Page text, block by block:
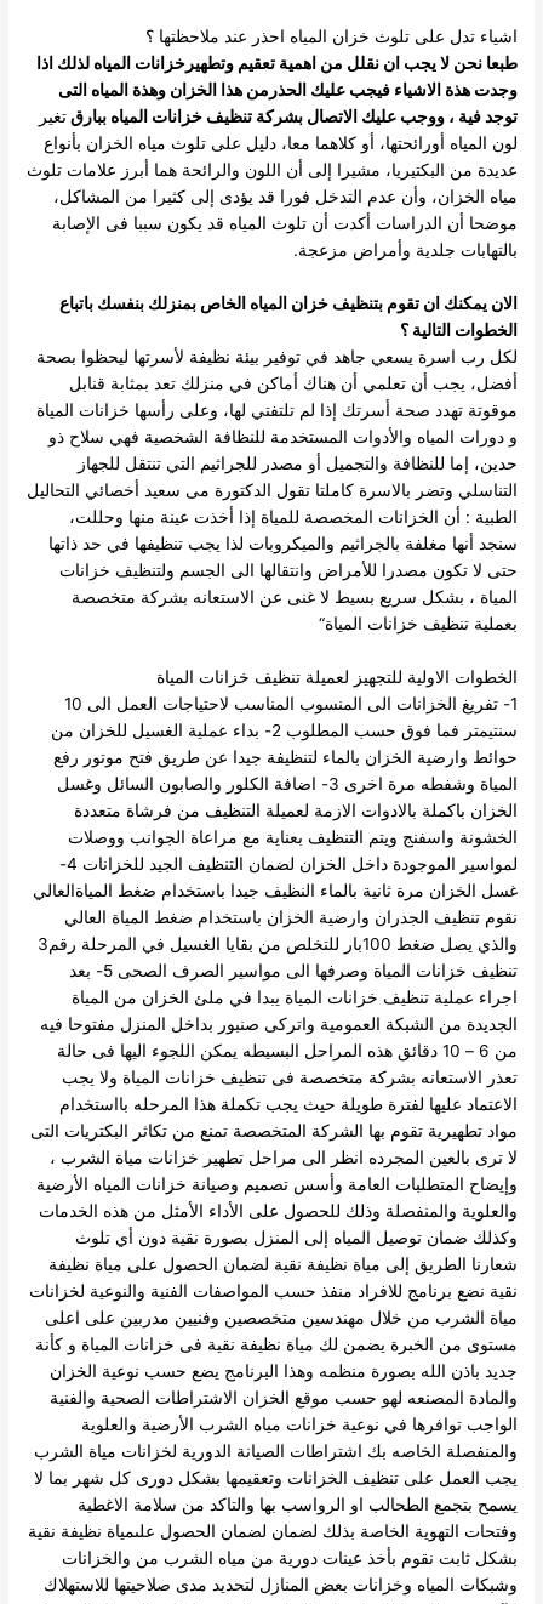
اشياء تدل على تلوث خزان المياه احذر عند ملاحظتها ؟
طبعا نحن لا يجب ان نقلل من اهمية تعقيم وتطهيرخزانات المياه لذلك اذا
وجدت هذة الاشياء فيجب عليك الحذرمن هذا الخزان وهذة المياه التى
توجد فية ، ووجب عليك الاتصال بشركة تنظيف خزانات المياه ببارقتغير
لون المياه أورائحتها، أو كلاهما معا، دليل على تلوث مياه الخزان بأنواع
عديدة من البكتيريا، مشيرا إلى أن اللون والرائحة هما أبرز علامات تلوث
مياه الخزان، وأن عدم التدخل فورا قد يؤدى إلى كثيرا من المشاكل،
موضحا أن الدراسات أكدت أن تلوث المياه قد يكون سببا فى الإصابة
بالتهابات جلدية وأمراض مزعجة.
الان يمكنك ان تقوم بتنظيف خزان المياه الخاص بمنزلك بنفسك باتباع
الخطوات التالية ؟
لكل رب اسرة يسعي جاهد في توفير بيئة نظيفة لأسرتها ليحظوا بصحة
أفضل، يجب أن تعلمي أن هناك أماكن في منزلك تعد بمثابة قنابل
موقوتة تهدد صحة أسرتك إذا لم تلتفتي لها، وعلى رأسها خزانات المياة
و دورات المياه والأدوات المستخدمة للنظافة الشخصية فهي سلاح ذو
حدين، إما للنظافة والتجميل أو مصدر للجراثيم التي تنتقل للجهاز
التناسلي وتضر بالاسرة كاملتا تقول الدكتورة مى سعيد أخصائي التحاليل
الطبية : أن الخزانات المخصصة للمياة إذا أخذت عينة منها وحللت،
سنجد أنها مغلفة بالجراثيم والميكروبات لذا يجب تنظيفها في حد ذاتها
حتى لا تكون مصدرا للأمراض وانتقالها الى الجسم ولتنظيف خزانات
المياة ، بشكل سريع بسيط لا غنى عن الاستعانه بشركة متخصصة
بعملية تنظيف خزانات المياة“
الخطوات الاولية للتجهيز لعميلة تنظيف خزانات المياة
1- تفريغ الخزانات الى المنسوب المناسب لاحتياجات العمل الى 10
سنتيمتر فما فوق حسب المطلوب
2- بداء عملية الغسيل للخزان من
حوائط وارضية الخزان بالماء لتنظيفة جيدا عن طريق فتح موتور رفع
المياة وشفطه مرة اخرى
3- اضافة الكلور والصابون السائل وغسل
الخزان باكملة بالادوات الازمة لعميلة التنظيف من فرشاة متعددة
الخشونة واسفنج ويتم التنظيف بعناية مع مراعاة الجوانب ووصلات
لمواسير الموجودة داخل الخزان لضمان التنظيف الجيد للخزانات
4-
غسل الخزان مرة ثانية بالماء النظيف جيدا باستخدام ضغط المياةالعالي
نقوم تنظيف الجدران وارضية الخزان باستخدام ضغط المياة العالي
والذي يصل ضغط 100بار للتخلص من بقايا الغسيل في المرحلة رقم3
تنظيف خزانات المياة وصرفها الى مواسير الصرف الصحى
5- بعد
اجراء عملية تنظيف خزانات المياة يبدا في ملئ الخزان من المياة
الجديدة من الشبكة العمومية واتركى صنبور بداخل المنزل مفتوحا فيه
من 6 – 10 دقائق
هذه المراحل البسيطه يمكن اللجوء اليها فى حالة
تعذر الاستعانه بشركة متخصصة فى تنظيف خزانات المياة ولا يجب
الاعتماد عليها لفترة طويلة حيث يجب تكملة هذا المرحله بااستخدام
مواد تطهيرية تقوم بها الشركة المتخصصة تمنع من تكاثر البكتريات التى
لا ترى بالعين المجرده انظر الى مراحل تطهير خزانات مياة الشرب ،
وإيضاح المتطلبات العامة وأسس تصميم وصيانة خزانات المياه الأرضية
والعلوية والمنفصلة وذلك للحصول على الأداء الأمثل من هذه الخدمات
وكذلك ضمان توصيل المياه إلى المنزل بصورة نقية دون أي تلوث
شعارنا الطريق إلى مياة نظيفة نقية لضمان الحصول على مياة نظيفة
نقية نضع برنامج للافراد منفذ حسب المواصفات الفنية والنوعية لخزانات
مياة الشرب من خلال مهندسين متخصصين وفنيين مدربين على اعلى
مستوى من الخبرة يضمن لك مياة نظيفة نقية فى خزانات المياة و كأنة
جديد باذن الله بصورة منظمه وهذا البرنامج يضع حسب نوعية الخزان
والمادة المصنعه لهو حسب موقع الخزان الاشتراطات الصحية والفنية
الواجب توافرها في نوعية خزانات مياه الشرب الأرضية والعلوية
والمنفصلة الخاصه بك اشتراطات الصيانة الدورية لخزانات مياة الشرب
يجب العمل على تنظيف الخزانات وتعقيمها بشكل دورى كل شهر بما لا
يسمح بتجمع الطحالب او الرواسب بها والتاكد من سلامة الاغطية
وفتحات التهوية الخاصة بذلك لضمان لضمان الحصول علىمياة نظيفة نقية
بشكل ثابت نقوم بأخذ عينات دورية من مياه الشرب من والخزانات
وشبكات المياه وخزانات بعض المنازل لتحديد مدى صلاحيتها للاستهلاك